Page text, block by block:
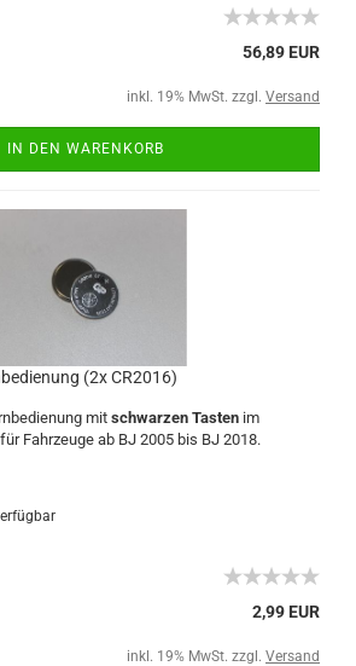
56,89 EUR
inkl. 19% MwSt. zzgl. Versand
IN DEN WARENKORB
(2x CR2016)
mit schwarzen Tasten im
Fahrzeuge ab BJ 2005 bis BJ 2018.
2,99 EUR
inkl. 19% MwSt. zzgl. Versand